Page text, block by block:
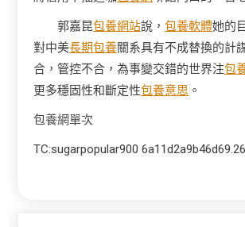
郭嘉昆包養網站說， 包養軟體她的
對中美長期包養關系具有不成替換的計
合，管控不合，為事變交錯的世界注包
更多穩固性和斷定性包養意思 。
包養網單次
TC:sugarpopular900